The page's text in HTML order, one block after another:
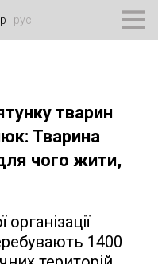
рус
тварин
Тварина
чого жити,
1400